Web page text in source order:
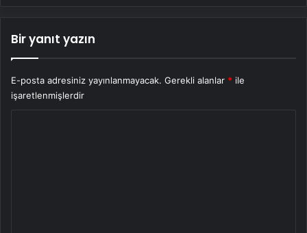
Bir yanıt yazın
E-posta adresiniz yayınlanmayacak. Gerekli alanlar * ile
işaretlenmişlerdir